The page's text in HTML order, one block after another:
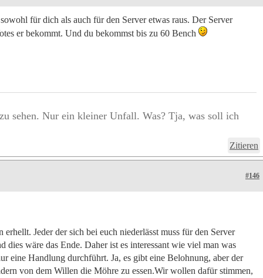
für dich als auch für den Server etwas raus. Der Server
er bekommt. Und du bekommst bis zu 60 Bench
sehen. Nur ein kleiner Unfall. Was? Tja, was soll ich
Zitieren
#146
erhellt. Jeder der sich bei euch niederlässt muss für den Server
dies wäre das Ende. Daher ist es interessant wie viel man was
eine Handlung durchführt. Ja, es gibt eine Belohnung, aber der
von dem Willen die Möhre zu essen.Wir wollen dafür stimmen,